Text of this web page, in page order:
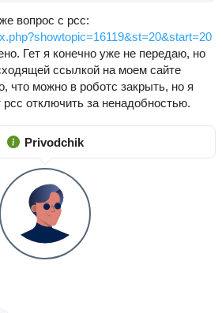
вопрос с рсс:
Гет я конечно уже не передаю, но
ссылкой на моем сайте
что можно в роботс закрыть, но я
отключить за ненадобностью.
Privodchik